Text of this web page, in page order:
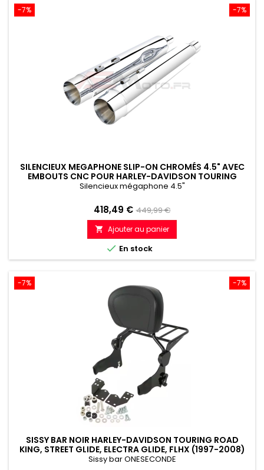
-7%
-7%
SILENCIEUX MEGAPHONE SLIP-ON CHROMÉS 4.5" AVEC
EMBOUTS CNC POUR HARLEY-DAVIDSON TOURING
(2017-2024)
Silencieux mégaphone 4.5"
Prix
418,49 € Prix
de
référence
449,99 €
 Ajouter au panier
 En stock
-7%
-7%
SISSY BAR NOIR HARLEY-DAVIDSON TOURING ROAD
KING, STREET GLIDE, ELECTRA GLIDE, FLHX (1997-2008)
Sissy bar ONESECONDE